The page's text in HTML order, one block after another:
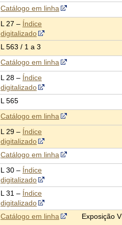
Catálogo em linha
L 27 – Índice
digitalizado
L 563 / 1 a 3
Catálogo em linha
L 28 – Índice
digitalizado
L 565
Catálogo em linha
L 29 – Índice
digitalizado
Catálogo em linha
L 30 – Índice
digitalizado
L 31 – Índice
digitalizado
Catálogo em linha Exposição